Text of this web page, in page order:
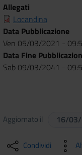
Allegati
Locandina
Data Pubblicazione
Ven 05/03/2021 -
Data Fine
Sab 09/03/2041 -
Aggiornato il 16/
Condividi